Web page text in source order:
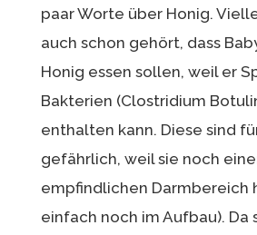
paar Worte über Honig.
auch schon gehört, dass
Honig essen sollen, weil er
Bakterien (Clostridium
enthalten kann. Diese sind
gefährlich, weil sie noch
empfindlichen Darmbereich
einfach noch im Aufbau). Da